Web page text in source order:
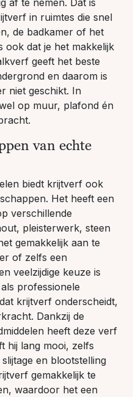
in ruimtes die snel
de badkamer of het
ook dat je het makkelijk
geeft het beste
en daarom is
niet geschikt. In
op muur, plafond én
van echte
biedt krijtverf ook
Het heeft een
verschillende
pleisterwerk, steen
gemakkelijk aan te
of zelfs een
veelzijdige keuze is
professionele
krijtverf onderscheidt,
Dankzij de
heeft deze verf
hij lang mooi, zelfs
en blootstelling
gemakkelijk te
waardoor het een